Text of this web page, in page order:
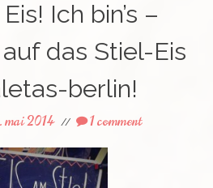
Ich bin’s –
das Stiel-Eis
berlin!
mai 2014 // 1 comment